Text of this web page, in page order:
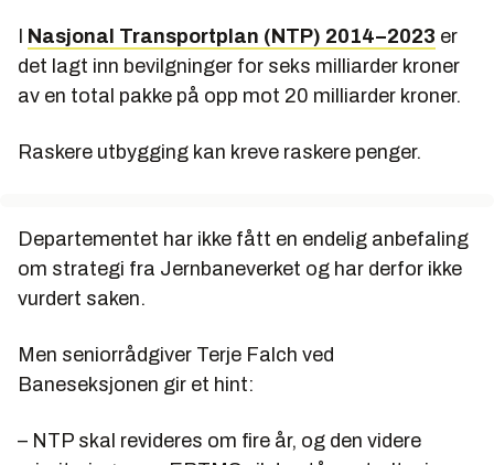
I Nasjonal Transportplan (NTP) 2014–2023 er
det lagt inn bevilgninger for seks milliarder kroner
av en total pakke på opp mot 20 milliarder kroner.
Raskere utbygging kan kreve raskere penger.
Departementet har ikke fått en endelig anbefaling
om strategi fra Jernbaneverket og har derfor ikke
vurdert saken.
Men senior­rådgiver Terje Falch ved
Baneseksjonen gir et hint:
– NTP skal revideres om fire år, og den videre